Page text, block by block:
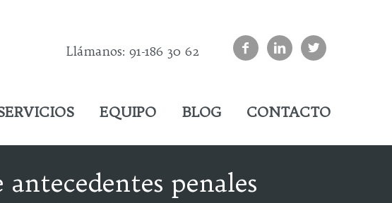
EQUIPO BLOG CONTACTO
Llámanos: 91-186 30 62   
penales